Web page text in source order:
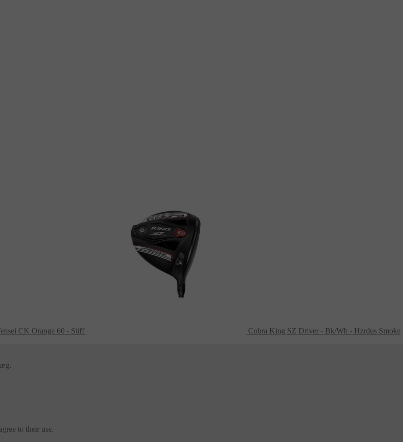
CK Orange 60 - Stiff
Cobra King SZ Driver - Bk/Wh - Hzrdus Smoke
to their use.